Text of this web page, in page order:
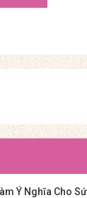
Ý Nghĩa Cho